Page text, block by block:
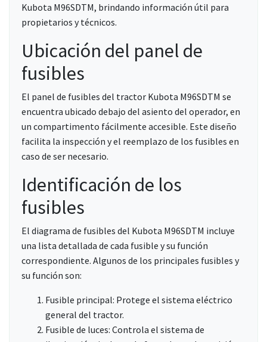
Kubota M96SDTM, brindando información útil para
propietarios y técnicos.
Ubicación del panel de
fusibles
El panel de fusibles del tractor Kubota M96SDTM se
encuentra ubicado debajo del asiento del operador, en
un compartimento fácilmente accesible. Este diseño
facilita la inspección y el reemplazo de los fusibles en
caso de ser necesario.
Identificación de los
fusibles
El diagrama de fusibles del Kubota M96SDTM incluye
una lista detallada de cada fusible y su función
correspondiente. Algunos de los principales fusibles y
su función son:
Fusible principal: Protege el sistema eléctrico
general del tractor.
Fusible de luces: Controla el sistema de